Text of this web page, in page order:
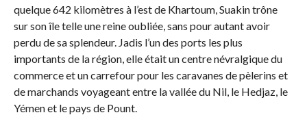
quelque 642 kilomètres à l’est de Khartoum, Suakin trône
sur son île telle une reine oubliée, sans pour autant avoir
perdu de sa splendeur. Jadis l’un des ports les plus
importants de la région, elle était un centre névralgique du
commerce et un carrefour pour les caravanes de pèlerins et
de marchands voyageant entre la vallée du Nil, le Hedjaz, le
Yémen et le pays de Pount.